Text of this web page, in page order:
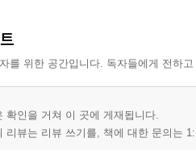
를 위한 공간입니다. 독자들에게 전하
확인을 거쳐 이 곳에 게재됩니다.
리뷰는 리뷰 쓰기를, 책에 대한 문의는